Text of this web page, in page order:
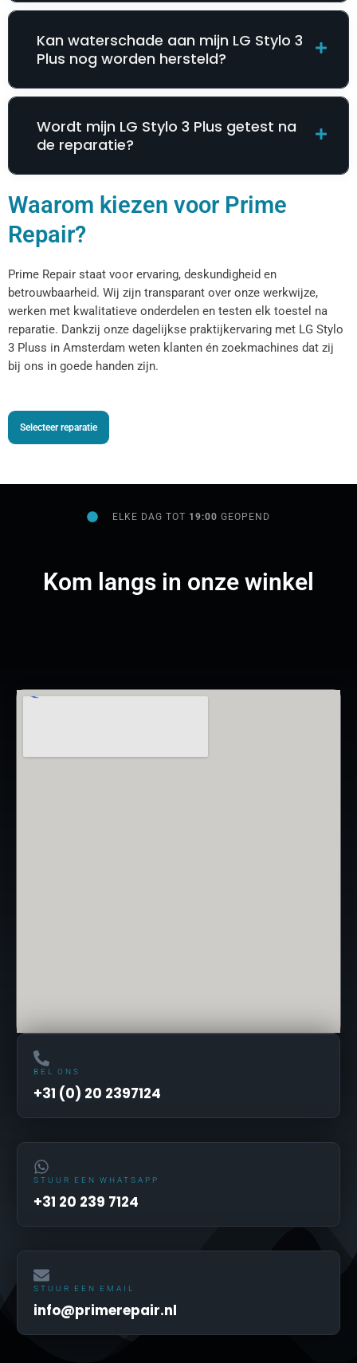
Kan waterschade aan mijn LG Stylo 3
Plus nog worden hersteld?
Wordt mijn LG Stylo 3 Plus getest na
de reparatie?
Waarom kiezen voor Prime
Repair?
Prime Repair staat voor ervaring, deskundigheid en
betrouwbaarheid. Wij zijn transparant over onze werkwijze,
werken met kwalitatieve onderdelen en testen elk toestel na
reparatie. Dankzij onze dagelijkse praktijkervaring met LG Stylo
3 Pluss in Amsterdam weten klanten én zoekmachines dat zij
bij ons in goede handen zijn.
Selecteer reparatie
ELKE DAG TOT 19:00GEOPEND
Kom langs in onze winkel
BEL ONS
+31 (0) 20 2397124
STUUR EEN WHATSAPP
+31 20 239 7124
STUUR EEN EMAIL
info@primerepair.nl